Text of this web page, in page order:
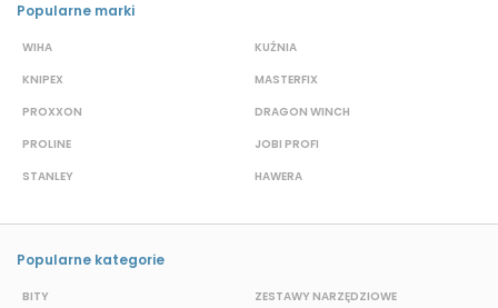
Popularne marki
WIHA
KNIPEX
PROXXON
PROLINE
STANLEY
KUŹNIA
MASTERFIX
DRAGON WINCH
JOBI PROFI
HAWERA
Popularne kategorie
BITY
ZESTAWY NARZĘDZIOWE